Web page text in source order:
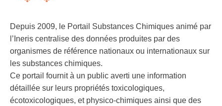
Depuis 2009, le Portail Substances Chimiques animé par
l’Ineris centralise des données produites par des
organismes de référence nationaux ou internationaux sur
les substances chimiques.
Ce portail fournit à un public averti une information
détaillée sur leurs propriétés toxicologiques,
écotoxicologiques, et physico-chimiques ainsi que des